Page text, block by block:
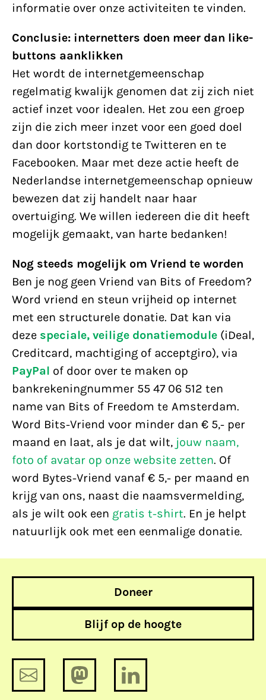
informatie over onze activiteiten te vinden.
Conclusie: internetters doen meer dan like-
buttons aanklikken
Het wordt de internetgemeenschap
regelmatig kwalijk genomen dat zij zich niet
actief inzet voor idealen. Het zou een groep
zijn die zich meer inzet voor een goed doel
dan door kortstondig te Twitteren en te
Facebooken. Maar met deze actie heeft de
Nederlandse internetgemeenschap opnieuw
bewezen dat zij handelt naar haar
overtuiging. We willen iedereen die dit heeft
mogelijk gemaakt, van harte bedanken!
Nog steeds mogelijk om Vriend te worden
Ben je nog geen Vriend van Bits of Freedom?
Word vriend en steun vrijheid op internet
met een structurele donatie. Dat kan via
deze speciale, veilige donatiemodule (iDeal,
Creditcard, machtiging of acceptgiro), via
PayPal of door over te maken op
bankrekeningnummer 55 47 06 512 ten
name van Bits of Freedom te Amsterdam.
Word Bits-Vriend voor minder dan € 5,- per
maand en laat, als je dat wilt, jouw naam,
foto of avatar op onze website zetten. Of
word Bytes-Vriend vanaf € 5,- per maand en
krijg van ons, naast die naamsvermelding,
als je wilt ook een gratis t-shirt. En je helpt
natuurlijk ook met een eenmalige donatie.
Doneer
Blijf op de hoogte